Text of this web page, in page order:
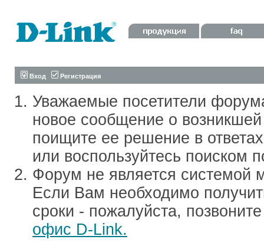
Вход Регистрация
Уважаемые посетители
новое сообщение о
поищите ее решение в
или воспользуйтесь поиском
Форум не является системой
Если Вам необходимо
сроки - пожалуйста,
офис D-Link.